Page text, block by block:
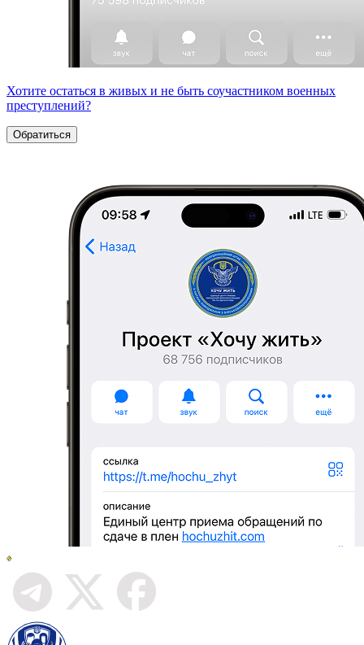
Хотите остаться в живых и не быть соучастником военных
преступлений?
Обратиться